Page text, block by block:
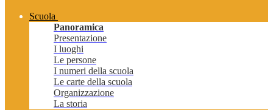
Scuola
Panoramica
Presentazione
I luoghi
Le persone
I numeri della scuola
Le carte della scuola
Organizzazione
La storia